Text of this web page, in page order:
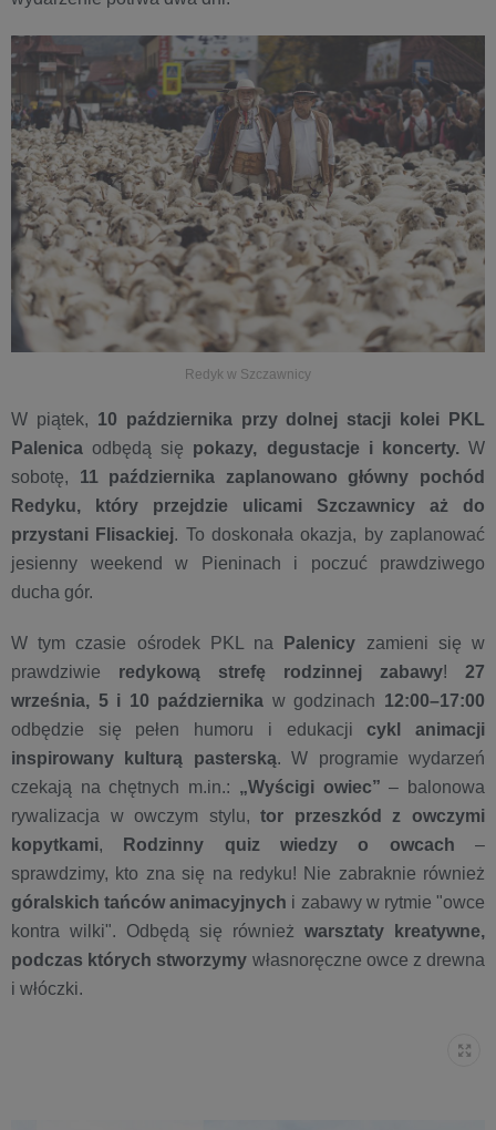
Redyk w Szczawnicy
W piątek, 10 października przy dolnej stacji kolei PKL
Palenica odbędą się pokazy, degustacje i koncerty.W
sobotę, 11 października zaplanowano główny pochód
Redyku, który przejdzie ulicami Szczawnicy aż do
przystani Flisackiej. To doskonała okazja, by zaplanować
jesienny weekend w Pieninach i poczuć prawdziwego
ducha gór.
W tym czasie ośrodek PKL na Palenicy zamieni się w
prawdziwie redykową strefę rodzinnej zabawy! 27
września, 5 i 10 października w godzinach 12:00–17:00
odbędzie się pełen humoru i edukacjicykl animacji
inspirowany kulturą pasterską. W programie wydarzeń
czekają na chętnych m.in.: „Wyścigi owiec” – balonowa
rywalizacja w owczym stylu,tor przeszkód z owczymi
kopytkami, Rodzinny quiz wiedzy o owcach –
sprawdzimy, kto zna się na redyku! Nie zabraknie również
góralskich tańców animacyjnych i zabawy w rytmie "owce
kontra wilki". Odbędą się również warsztaty kreatywne,
podczas których stworzymy własnoręczne owce z drewna
i włóczki.